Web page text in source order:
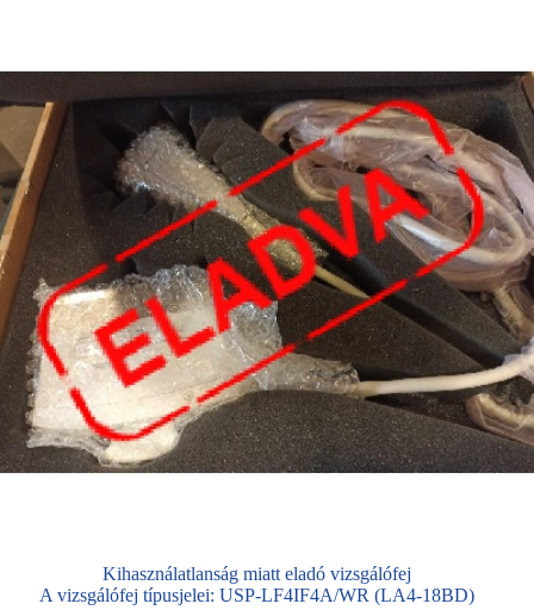
Kihasználatlanság miatt eladó vizsgálófej
A vizsgálófej típusjelei: USP-LF4IF4A/WR (LA4-18BD)